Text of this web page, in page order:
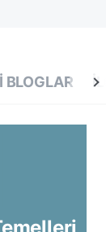
BLOGLAR